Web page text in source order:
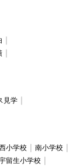
見学
小学校
南小学校
留生小学校